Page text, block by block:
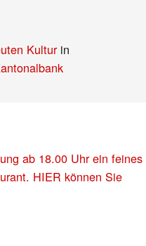
Kulturin
ab 18.00 Uhr ein feines
HIER können Sie